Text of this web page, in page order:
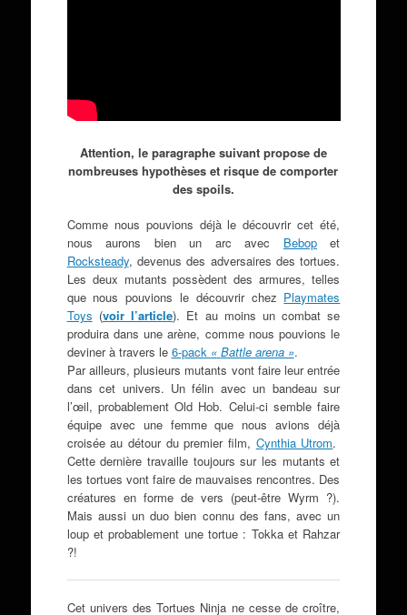
Attention, le paragraphe suivant propose de
nombreuses hypothèses et risque de comporter
des spoils.
Comme nous pouvions déjà le découvrir cet été,
nous aurons bien un arc avec Bebopet
Rocksteady, devenus des adversaires des tortues.
Les deux mutants possèdent des armures, telles
que nous pouvions le découvrir chez Playmates
Toys (voir l’article). Et au moins un combat se
produira dans une arène, comme nous pouvions le
deviner à travers le 6-pack « Battle arena ».
Par ailleurs, plusieurs mutants vont faire leur entrée
dans cet univers. Un félin avec un bandeau sur
l’œil, probablement Old Hob. Celui-ci semble faire
équipe avec une femme que nous avions déjà
croisée au détour du premier film, Cynthia Utrom.
Cette dernière travaille toujours sur les mutants et
les tortues vont faire de mauvaises rencontres. Des
créatures en forme de vers (peut-être Wyrm ?).
Mais aussi un duo bien connu des fans, avec un
loup et probablement une tortue : Tokka et Rahzar
?!
Cet univers des Tortues Ninja ne cesse de croître,